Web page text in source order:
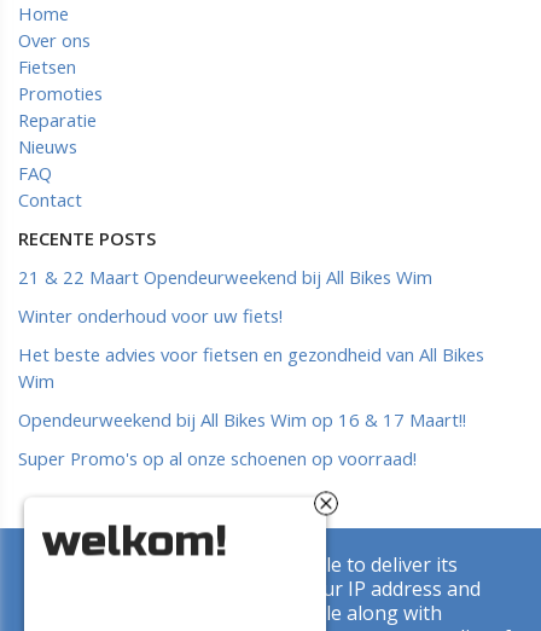
Home
Over ons
Fietsen
Promoties
Reparatie
Nieuws
FAQ
Contact
RECENTE POSTS
21 & 22 Maart Opendeurweekend bij All Bikes Wim
Winter onderhoud voor uw fiets!
Het beste advies voor fietsen en gezondheid van All Bikes
Wim
Opendeurweekend bij All Bikes Wim op 16 & 17 Maart!!
Super Promo's op al onze schoenen op voorraad!
Copyright © 2026 All Bikes Wim. All rights reserved. |
UP-TO-DATE WebDesign
This site uses cookies from Google to deliver its
services and to analyze traffic. Your IP address and
user-agent are shared with Google along with
welkom!